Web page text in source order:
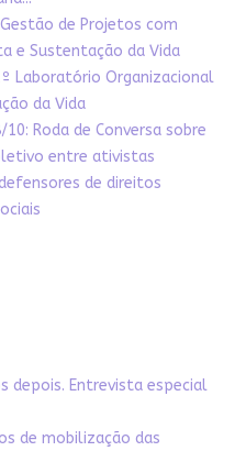
de Projetos com
e Sustentação da Vida
Laboratório Organizacional
da Vida
Roda de Conversa sobre
entre ativistas
de direitos
depois. Entrevista especial
de mobilização das